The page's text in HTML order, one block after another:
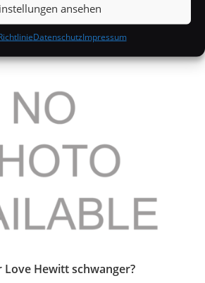
ansehen
DatenschutzImpressum
Madonna und Britney
14. September 2007
Love Hewitt schwanger?